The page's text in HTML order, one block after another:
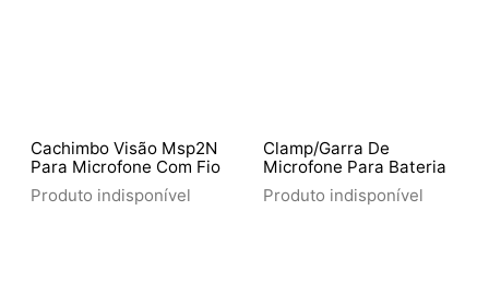
Cachimbo Visão Msp2N
Para Microfone Com Fio
Produto indisponível
Clamp/Garra De
Microfone Para Bateria
Produto indisponível